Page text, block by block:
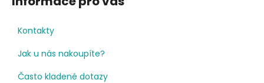
Kontakty
Jak u nás nakoupíte?
Často kladené dotazy